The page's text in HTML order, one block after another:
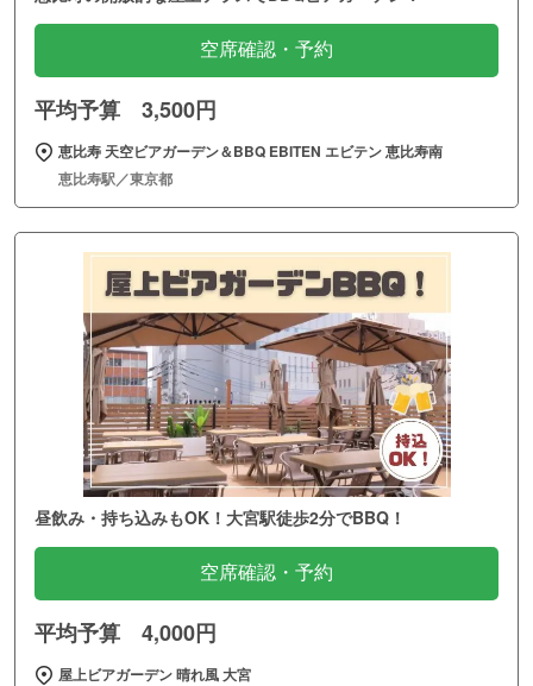
空席確認・予約
平均予算 3,500円
恵比寿 天空ビアガーデン＆BBQ EBITEN エビテン 恵比寿南
恵比寿駅／東京都
昼飲み・持ち込みもOK！大宮駅徒歩2分でBBQ！
空席確認・予約
平均予算 4,000円
屋上ビアガーデン 晴れ風 大宮